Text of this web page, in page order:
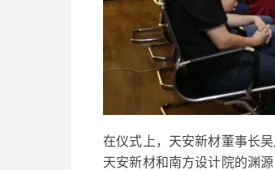
在仪式上，天安新材董事长
天安新材和南方设计院的渊